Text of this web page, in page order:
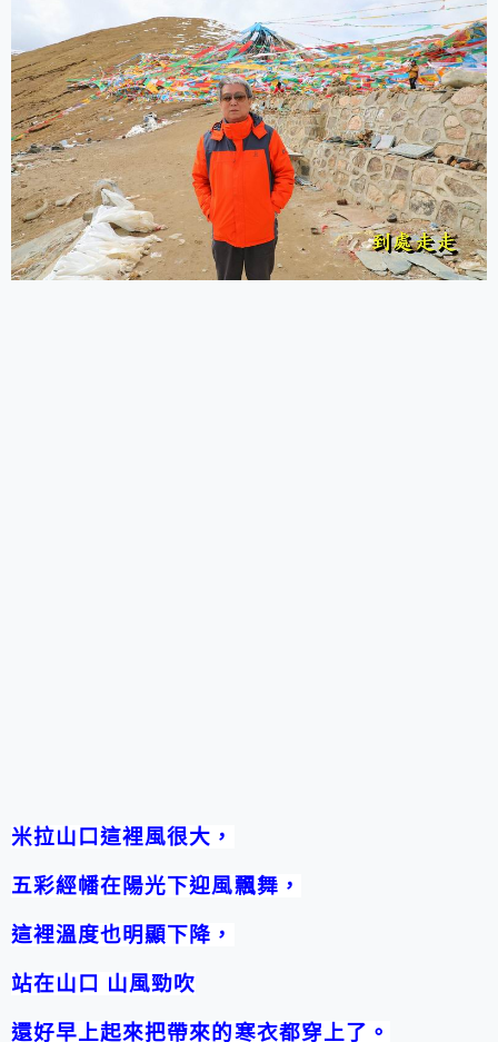
米拉山口這裡風很大，
五彩經幡在陽光下迎風飄舞，
這裡溫度也明顯下降，
站在山口 山風勁吹
還好早上起來把帶來的寒衣都穿上了。